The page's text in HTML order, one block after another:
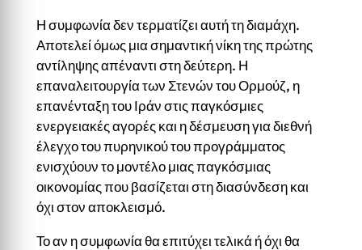
Η συμφωνία δεν τερματίζει αυτή τη διαμάχη.
Αποτελεί όμως μια σημαντική νίκη της πρώτης
αντίληψης απέναντι στη δεύτερη. Η
επαναλειτουργία των Στενών του Ορμούζ, η
επανένταξη του Ιράν στις παγκόσμιες
ενεργειακές αγορές και η δέσμευση για διεθνή
έλεγχο του πυρηνικού του προγράμματος
ενισχύουν το μοντέλο μιας παγκόσμιας
οικονομίας που βασίζεται στη διασύνδεση και
όχι στον αποκλεισμό.
Το αν η συμφωνία θα επιτύχει τελικά ή όχι θα